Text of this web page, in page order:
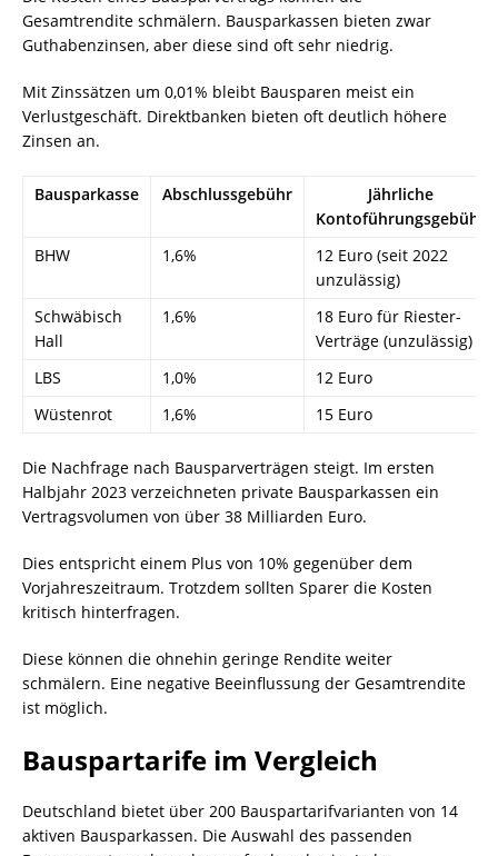
Gesamtrendite schmälern. Bausparkassen bieten zwar
Guthabenzinsen, aber diese sind oft sehr niedrig.
Mit Zinssätzen um 0,01% bleibt Bausparen meist ein
Verlustgeschäft. Direktbanken bieten oft deutlich höhere
Zinsen an.
Bausparkasse Abschlussgebühr
Jährliche
Kontoführungsgebühr
BHW
1,6%
12 Euro (seit 2022
unzulässig)
Schwäbisch
Hall
1,6%
18 Euro für Riester-
Verträge (unzulässig)
LBS
1,0%
12 Euro
Wüstenrot
1,6% 15 Euro
Die Nachfrage nach Bausparverträgen steigt. Im ersten
Halbjahr 2023 verzeichneten private Bausparkassen ein
Vertragsvolumen von über 38 Milliarden Euro.
Dies entspricht einem Plus von 10% gegenüber dem
Vorjahreszeitraum. Trotzdem sollten Sparer die Kosten
kritisch hinterfragen.
Diese können die ohnehin geringe Rendite weiter
schmälern. Eine negative Beeinflussung der Gesamtrendite
ist möglich.
Bauspartarife im Vergleich
Deutschland bietet über 200 Bauspartarifvarianten von 14
aktiven Bausparkassen. Die Auswahl des passenden